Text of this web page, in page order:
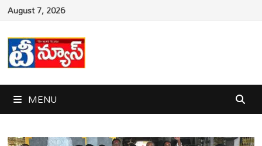
Skip
content
August 7, 2026
MENU